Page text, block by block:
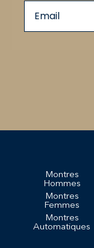
Montres
Hommes
Montres
Femmes
Montres
Automatiques